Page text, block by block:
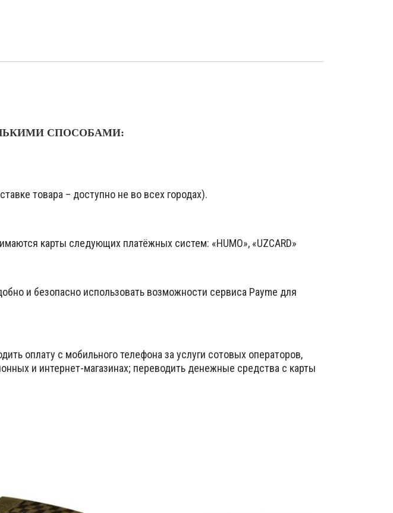
СПОСОБАМИ:
товара – доступно не во всех городах).
карты следующих платёжных систем: «HUMO», «UZCARD»
и безопасно использовать возможности сервиса Payme для
оплату с мобильного телефона за услуги сотовых операторов,
и интернет-магазинах; переводить денежные средства с карты